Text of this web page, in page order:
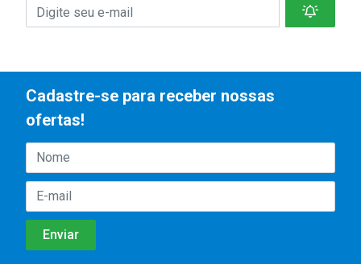
Cadastre-se para receber nossas
ofertas!